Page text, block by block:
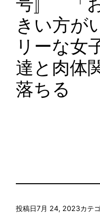
きい方が
リーな女
達と肉体
落ちる
投稿日7月 24, 2023カテ